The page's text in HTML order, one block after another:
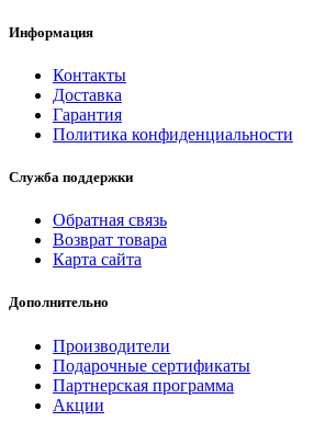
Информация
Контакты
Доставка
Гарантия
Политика конфиденциальности
Служба поддержки
Обратная связь
Возврат товара
Карта сайта
Дополнительно
Производители
Подарочные сертификаты
Партнерская программа
Акции